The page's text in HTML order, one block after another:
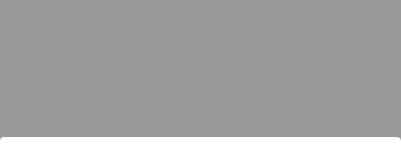
ps.zaboj.pe@seznam.cz